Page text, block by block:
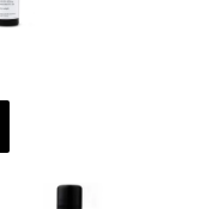
av luften och
har många
på kontoret för att
er specifika
från Sthlm Fragrance